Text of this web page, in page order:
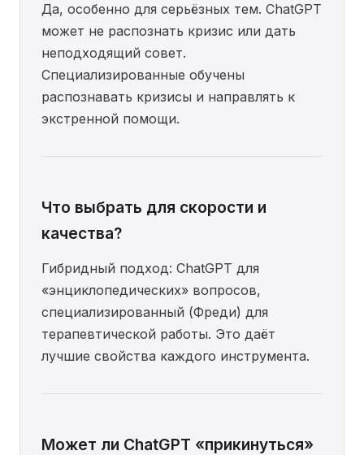
Да, особенно для серьёзных тем. ChatGPT
может не распознать кризис или дать
неподходящий совет.
Специализированные обучены
распознавать кризисы и направлять к
экстренной помощи.
Что выбрать для скорости и
качества?
Гибридный подход: ChatGPT для
«энциклопедических» вопросов,
специализированный (Фреди) для
терапевтической работы. Это даёт
лучшие свойства каждого инструмента.
Может ли ChatGPT «прикинуться»